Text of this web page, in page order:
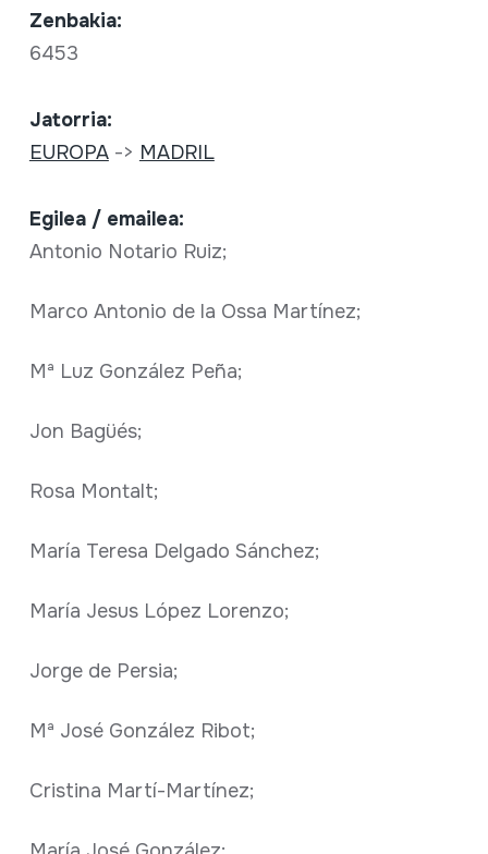
Zenbakia:
6453
Jatorria:
EUROPA-> MADRIL
Egilea / emailea:
Antonio Notario Ruiz;
Marco Antonio de la Ossa Martínez;
Mª Luz González Peña;
Jon Bagüés;
Rosa Montalt;
María Teresa Delgado Sánchez;
María Jesus López Lorenzo;
Jorge de Persia;
Mª José González Ribot;
Cristina Martí-Martínez;